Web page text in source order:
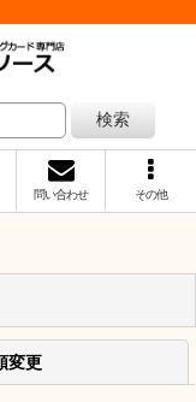
検索
問い合わせ その他
変更